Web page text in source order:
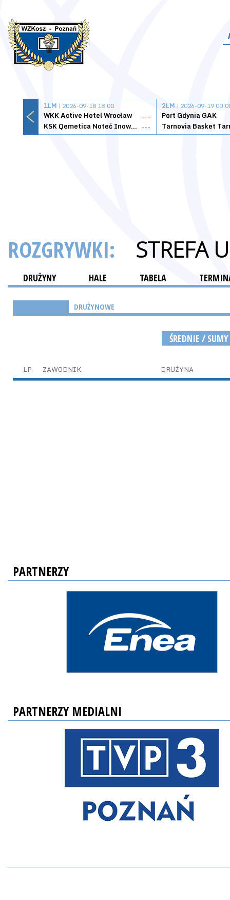
1LM | 2026-09-18 18:00
WKK Active Hotel Wrocław
---
KSK Qemetica Noteć Inowrocław ---
2LM | 2026-09-19
Port Gdynia GAK
ROZGRYWKI: STREFA
DRUŻYNY HALE TABELA
DRUŻYNOWE
ŚREDNIE / SUMY
LP. ZAWODNIK DRUŻYNA
PARTNERZY
PARTNERZY MEDIALNI